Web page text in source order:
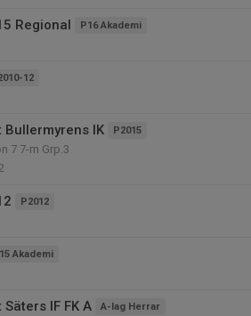
Regional P16 Akademi
12
Bullermyrens IK P2015
7 7-m Grp.3
P2012
Akademi
IF FK A A-lag Herrar